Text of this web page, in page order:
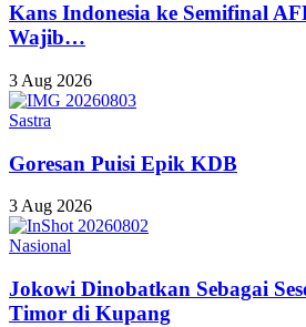
Kans Indonesia ke Semifinal
Wajib…
3 Aug 2026
Sastra
Goresan Puisi Epik KDB
3 Aug 2026
Nasional
Jokowi Dinobatkan Sebagai
Timor di Kupang